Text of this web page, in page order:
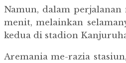
Namun, dalam
menit, melainkan
kedua di stadion
Aremania me-razia